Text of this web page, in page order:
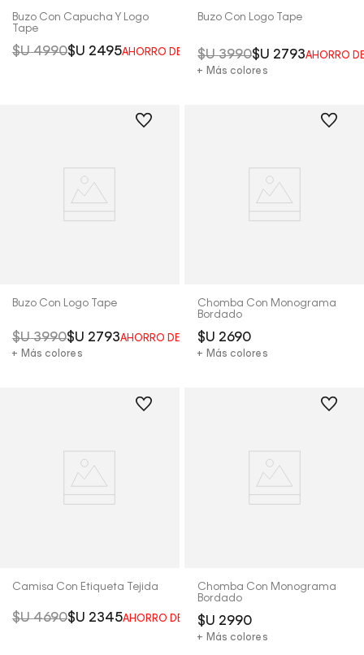
Buzo Con Capucha Y Logo
Tape
$U 4990$U 2495AHORRO DEL 50%
Buzo Con Logo Tape
$U 3990$U 2793AHORRO
+ Más colores
Buzo Con Logo Tape
$U 3990$U 2793AHORRO DEL
30%
+ Más colores
Chomba Con Monograma
Bordado
$U 2690
+ Más colores
Camisa Con Etiqueta Tejida
$U 4690$U 2345AHORRO DEL 50%
Chomba Con Monograma
Bordado
$U 2990
+ Más colores